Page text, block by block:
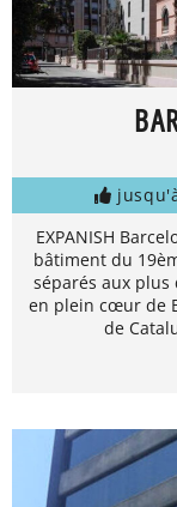
EXPANISH
bâtiment du
séparés aux plus
en plein cœur de
de